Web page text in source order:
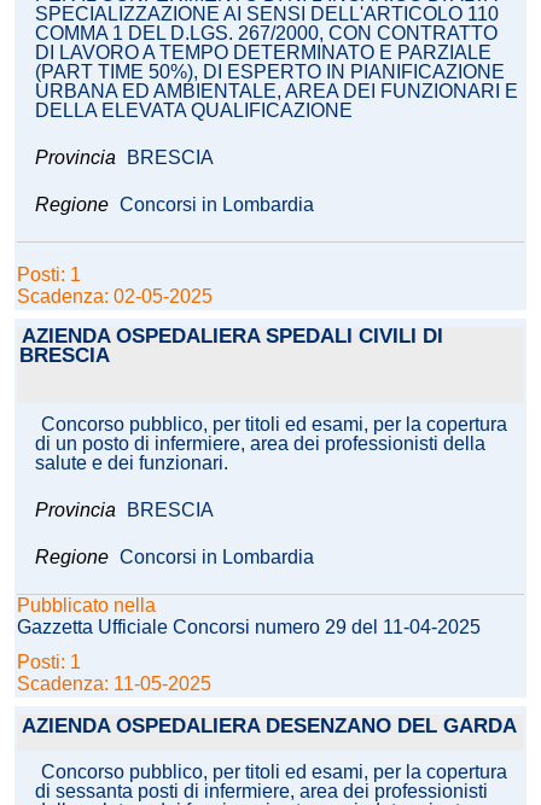
SPECIALIZZAZIONE AI SENSI DELL'ARTICOLO 110
COMMA 1 DEL D.LGS. 267/2000, CON CONTRATTO
DI LAVORO A TEMPO DETERMINATO E PARZIALE
(PART TIME 50%), DI ESPERTO IN PIANIFICAZIONE
URBANA ED AMBIENTALE, AREA DEI FUNZIONARI E
DELLA ELEVATA QUALIFICAZIONE
Provincia BRESCIA
Regione Concorsi in Lombardia
Posti: 1
Scadenza: 02-05-2025
AZIENDA OSPEDALIERA SPEDALI CIVILI DI
BRESCIA
Concorso pubblico, per titoli ed esami, per la copertura
di un posto di infermiere, area dei professionisti della
salute e dei funzionari.
Provincia BRESCIA
Regione Concorsi in Lombardia
Pubblicato nella
Gazzetta Ufficiale Concorsi numero 29 del 11-04-2025
Posti: 1
Scadenza: 11-05-2025
AZIENDA OSPEDALIERA DESENZANO DEL GARDA
Concorso pubblico, per titoli ed esami, per la copertura
di sessanta posti di infermiere, area dei professionisti